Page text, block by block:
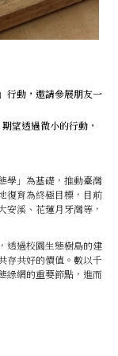
行動，邀請參展朋友一
望透過微小的行動，
學」為基礎，推動臺灣
復育為終極目標，目前
安溪、花蓮月牙灣等，
透過校園生態樹島的建
存共好的價值。數以千
綠網的重要節點，進而